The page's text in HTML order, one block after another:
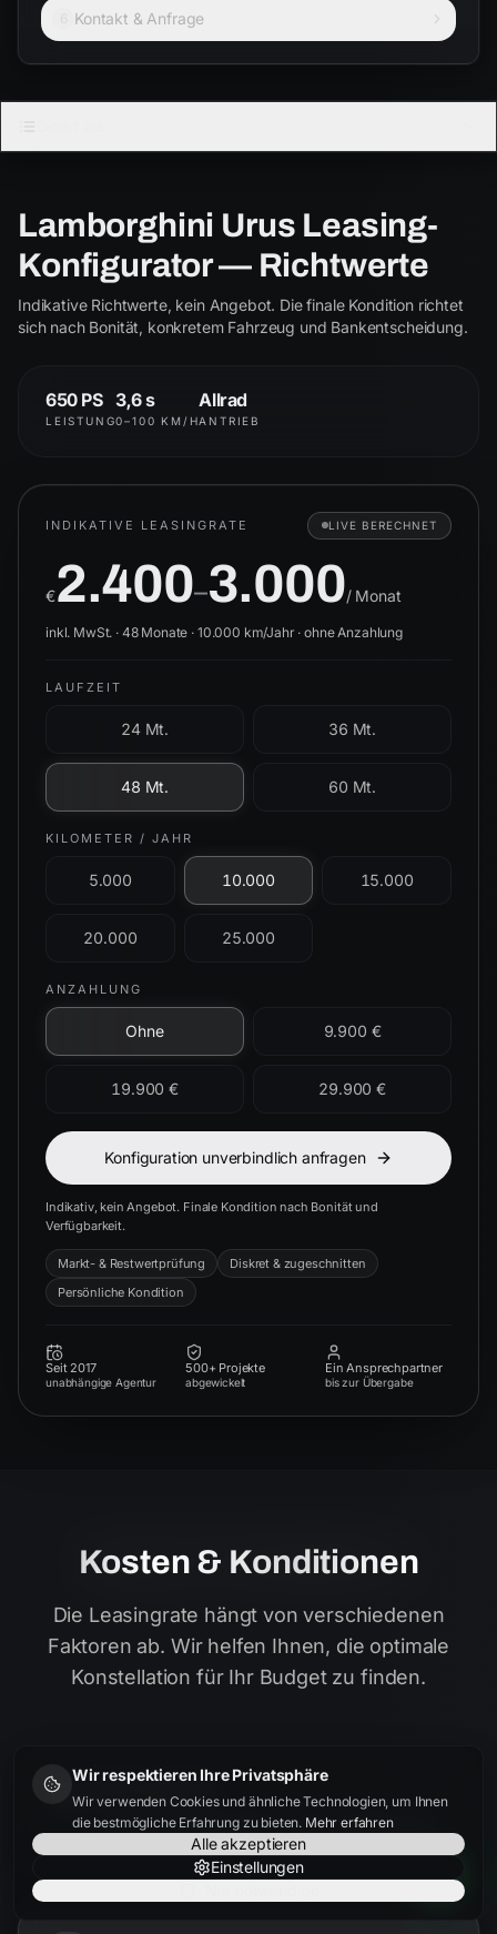
Wir respektieren Ihre Privatsphäre
Wir verwenden Cookies und ähnliche Technologien, um Ihnen
die bestmögliche Erfahrung zu bieten. Mehr erfahren
Alle akzeptieren
Einstellungen
Kontakt & Anfrage
Lamborghini Urus Leasing-
Konfigurator — Richtwerte
Indikative Richtwerte, kein Angebot. Die finale Kondition richtet
sich nach Bonität, konkretem Fahrzeug und Bankentscheidung.
URUS
4.0 V8 Biturbo
ab € 2.250 ab € 2.850
Performante SE
ab € 3.550
650 PS
LEISTUNG
3,6 s
0–100 KM/H
Allrad
ANTRIEB
INDIKATIVE LEASINGRATE LIVE BERECHNET
€2.400–3.000/ Monat
inkl. MwSt. · 48Monate · 10.000 km/Jahr · ohne Anzahlung
LAUFZEIT
24 Mt. 36 Mt.
48 Mt. 60 Mt.
KILOMETER / JAHR
5.000 10.000 15.000
20.000 25.000
ANZAHLUNG
Ohne 9.900 €
19.900 € 29.900 €
Konfiguration unverbindlich anfragen
Indikativ, kein Angebot. Finale Kondition nach Bonität und
Verfügbarkeit.
Markt- & Restwertprüfung
Diskret & zugeschnitten
Persönliche Kondition
Seit 2017
unabhängige Agentur
500+ Projekte
abgewickelt
Ein Ansprechpartner
bis zur Übergabe
Kosten & Konditionen
Die Leasingrate hängt von verschiedenen
Faktoren ab. Wir helfen Ihnen, die optimale
Konstellation für Ihr Budget zu finden.
Fahrzeugpreis
Je besser der Einkaufspreis, desto niedriger die
Rate. Wir finden bundesweit die besten Angebote.